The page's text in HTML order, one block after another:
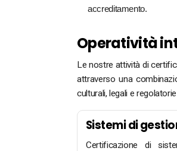
accreditamento.
Operatività
Le nostre attività di
attraverso una
culturali, legali e
Sistemi di
Certificazione di